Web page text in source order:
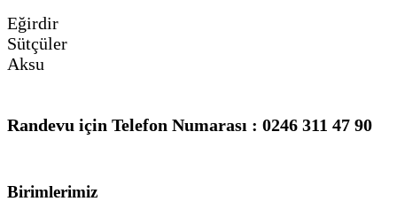
Eğirdir
Sütçüler
Aksu
Randevu için Telefon Numarası : 0246 311 47 90
Birimlerimiz